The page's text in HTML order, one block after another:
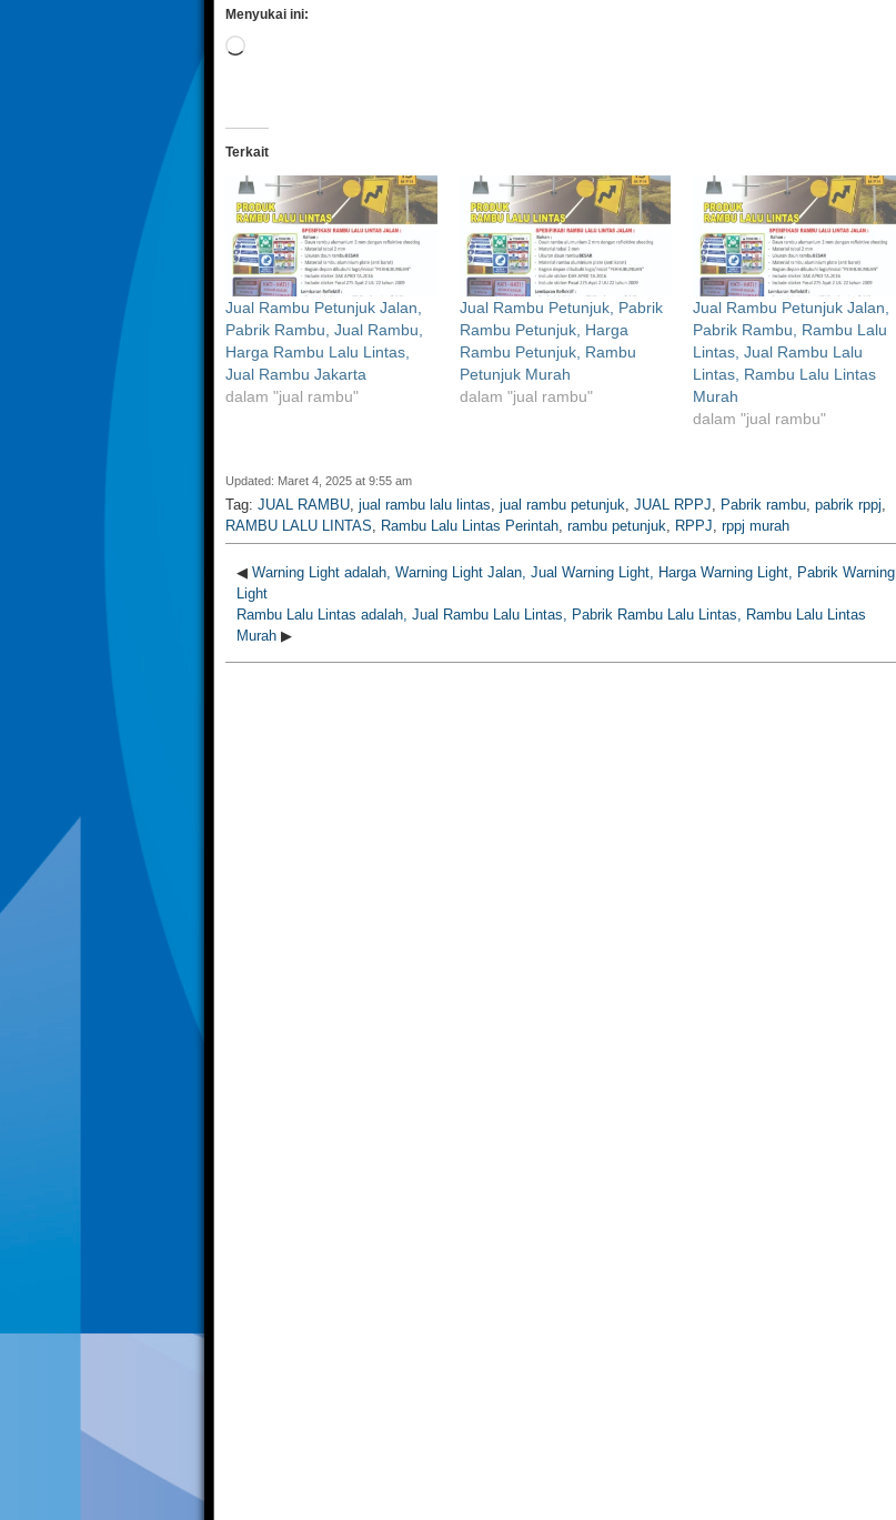
Menyukai ini:
Memuat...
Terkait
Jual Rambu Petunjuk Jalan,
Pabrik Rambu, Jual Rambu,
Harga Rambu Lalu Lintas,
Jual Rambu Jakarta
dalam "jual rambu"
Jual Rambu Petunjuk, Pabrik
Rambu Petunjuk, Harga
Rambu Petunjuk, Rambu
Petunjuk Murah
dalam "jual rambu"
Jual Rambu Petunjuk Jalan,
Pabrik Rambu, Rambu Lalu
Lintas, Jual Rambu Lalu
Lintas, Rambu Lalu Lintas
Murah
dalam "jual rambu"
Updated: Maret 4, 2025 at 9:55 am
Tag: JUAL RAMBU jual rambu lalu lintas jual rambu petunjuk JUAL RPPJ Pabrik rambu pabrik rppj
RAMBU LALU LINTAS
Rambu Lalu Lintas Perintah rambu petunjuk RPPJ rppj murah
◀ Warning Light adalah, Warning Light Jalan, Jual Warning Light, Harga Warning Light, Pabrik Warning
Light
Rambu Lalu Lintas adalah, Jual Rambu Lalu Lintas, Pabrik Rambu Lalu Lintas, Rambu Lalu Lintas
Murah ▶